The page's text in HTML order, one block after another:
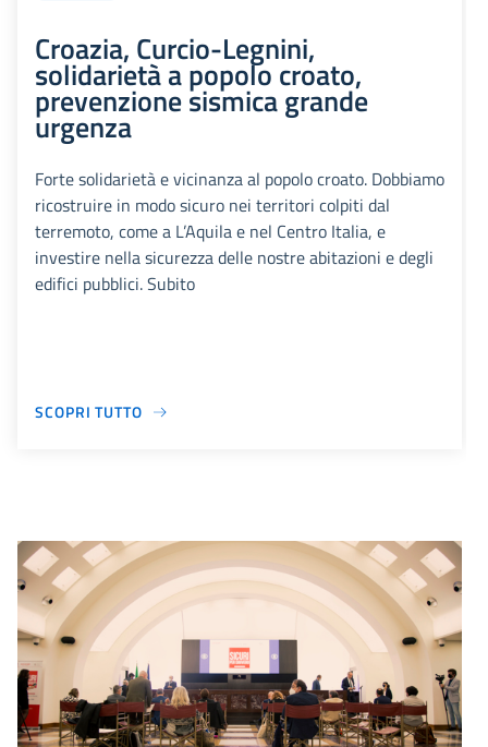
Croazia, Curcio-Legnini,
solidarietà a popolo croato,
prevenzione sismica grande
urgenza
Forte solidarietà e vicinanza al popolo croato. Dobbiamo
ricostruire in modo sicuro nei territori colpiti dal
terremoto, come a L’Aquila e nel Centro Italia, e
investire nella sicurezza delle nostre abitazioni e degli
edifici pubblici. Subito
SCOPRI TUTTO